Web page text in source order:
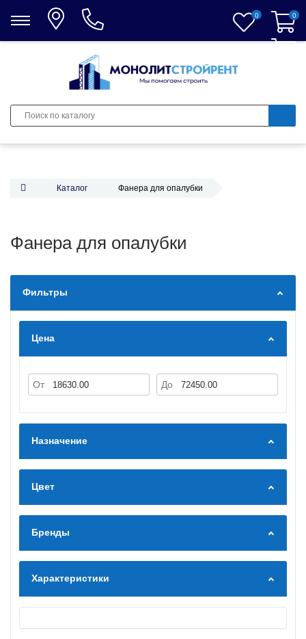
0 0
0
Каталог Фанера для опалубки
Фанера для опалубки
Фильтры
Цена
От До
Назначение
Цвет
Бренды
Характеристики